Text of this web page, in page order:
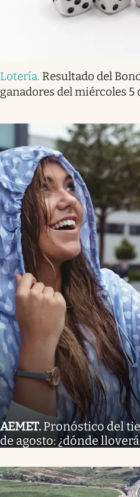
Lotería. Resultado del
ganadores del miércoles 5
AEMET. Pronóstico del
de agosto: ¿dónde